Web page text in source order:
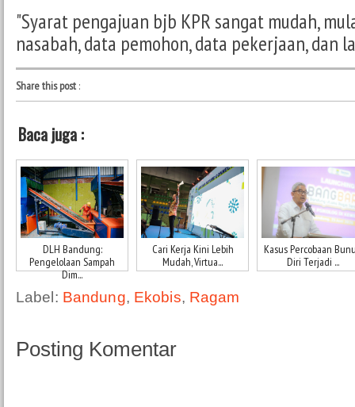
"Syarat pengajuan bjb KPR sangat mudah,
nasabah, data pemohon, data pekerjaan, dan
Share this post:
Baca juga :
DLH Bandung:
Pengelolaan Sampah
Dim...
Cari Kerja Kini Lebih
Mudah, Virtua...
Kasus Percobaan
Diri Terjadi ...
Label: Bandung, Ekobis, Ragam
Posting Komentar